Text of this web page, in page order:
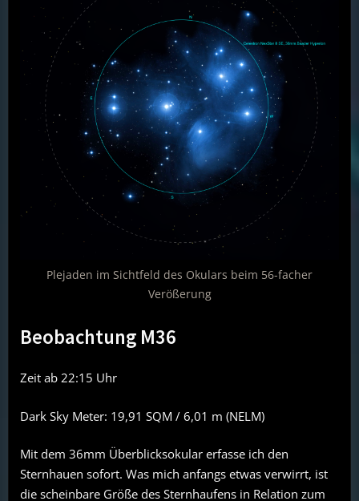
Plejaden im Sichtfeld des Okulars beim 56-facher
Verößerung
Beobachtung M36
Zeit ab 22:15 Uhr
Dark Sky Meter: 19,91 SQM / 6,01 m (NELM)
Mit dem 36mm Überblicksokular erfasse ich den
Sternhauen sofort. Was mich anfangs etwas verwirrt, ist
die scheinbare Größe des Sternhaufens in Relation zum